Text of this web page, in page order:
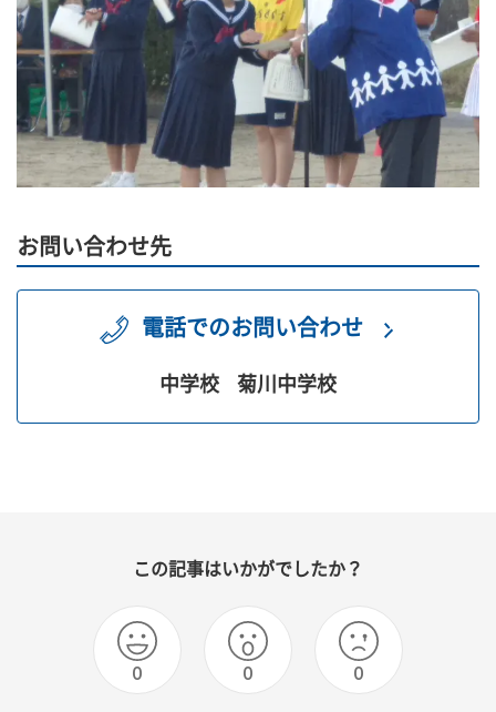
お問い合わせ先
電話でのお問い合わせ
中学校 菊川中学校
この記事はいかがでしたか？
0 0 0